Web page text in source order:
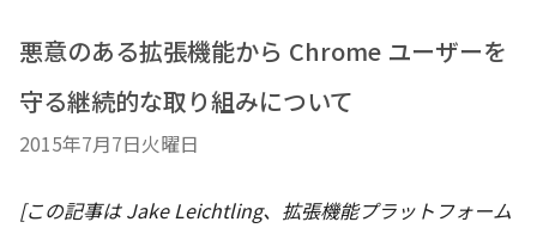
悪意のある拡張機能から Chrome ユーザーを
守る継続的な取り組みについて
2015年7月7日火曜日
[この記事は Jake Leichtling、拡張機能プラットフォーム